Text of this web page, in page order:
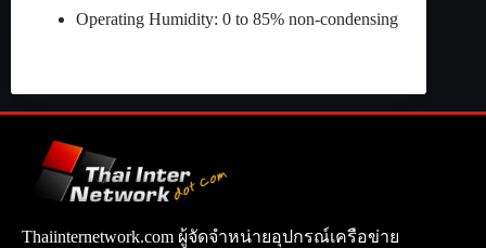
Operating Humidity: 0 to 85% non-condensing
Thaiinternetwork.com ผู้จัดจำหน่ายอุปกรณ์เครือข่าย